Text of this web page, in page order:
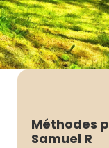
Méthodes
Samuel R